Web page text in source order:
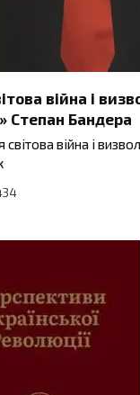
війна і
Степан Бандера
світова війна і